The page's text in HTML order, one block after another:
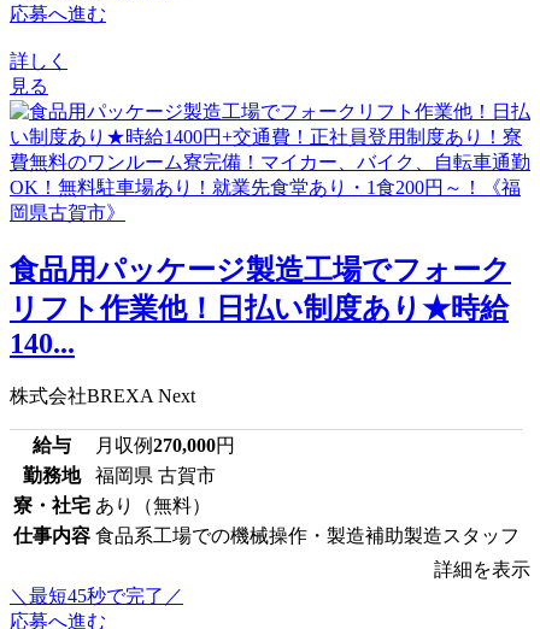
応募へ進む
詳しく
見る
食品用パッケージ製造工場でフォーク
リフト作業他！日払い制度あり★時給
140...
株式会社BREXA Next
給与 月収例270,000円
勤務地
福岡県 古賀市
寮・社宅 あり（無料）
仕事内容 食品系工場での機械操作・製造補助製造スタッフ
詳細を表示
＼最短45秒で完了／
応募へ進む